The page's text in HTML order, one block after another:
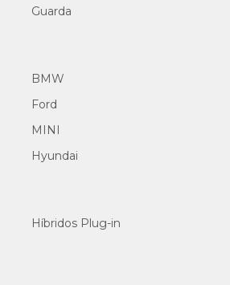
Guarda
BMW
Ford
MINI
Hyundai
Híbridos Plug-in